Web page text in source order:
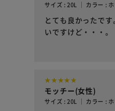
サイズ : 20L ｜ カラー :
とても良かったで
いですけど・・・。
モッチー(女性)
サイズ : 20L ｜ カラー :